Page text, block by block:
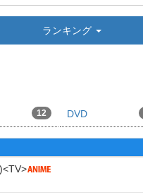
ランキング
12 DVD
TV